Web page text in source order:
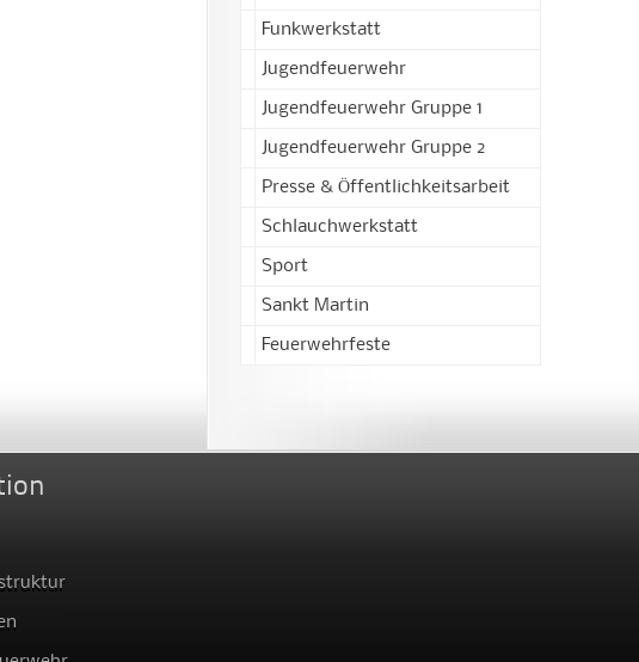
Funkwerkstatt
Jugendfeuerwehr
Jugendfeuerwehr Gruppe 1
Jugendfeuerwehr Gruppe 2
Presse & Öffentlichkeitsarbeit
Schlauchwerkstatt
Sport
Sankt Martin
Feuerwehrfeste